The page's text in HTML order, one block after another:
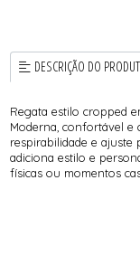
DESCRIÇÃO DO
Regata estilo cropped
Moderna, confortável e
respirabilidade e
adiciona estilo e
físicas ou momentos